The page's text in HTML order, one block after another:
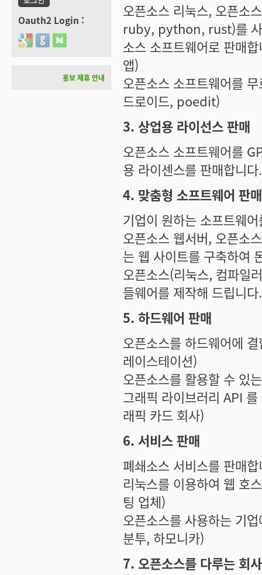
오픈소스 리눅스, 오픈
ruby, python, rust)를 사
소스 소프트웨어로 판
앱)
오픈소스 소프트웨어를
드로이드, poedit)
3. 상업용 라이선스 판매
오픈소스 소프트웨어를
용 라이센스를 판매합니
4. 맞춤형 소프트웨어 판매
기업이 원하는 소프트웨
오픈소스 웹서버, 오픈소
는 웹 사이트를 구축하여
오픈소스(리눅스, 컴파일
들웨어를 제작해 드립니다.
5. 하드웨어 판매
오픈소스를 하드웨어에
레이스테이션)
오픈소스를 활용할 수 있
그래픽 라이브러리 API
래픽 카드 회사)
6. 서비스 판매
폐쇄소스 서비스를 판매
리눅스를 이용하여 웹 호
팅 업체)
오픈소스를 사용하는 기
분투, 하모니카)
7. 오픈소스를 다루는 회
Oauth2 Login :
Login with Google
Login with GitHub
Login with Naver
홍보 제휴 안내